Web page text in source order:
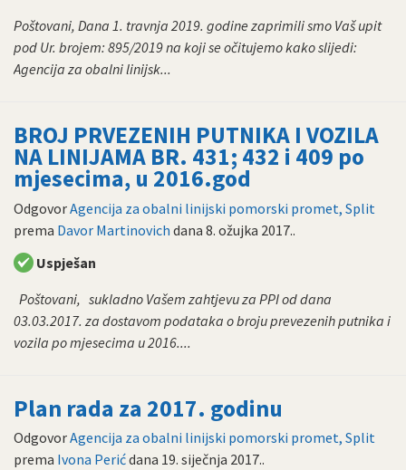
Poštovani, Dana 1. travnja 2019. godine zaprimili smo Vaš upit
pod Ur. brojem: 895/2019 na koji se očitujemo kako slijedi:
Agencija za obalni linijsk...
BROJ PRVEZENIH PUTNIKA I VOZILA
NA LINIJAMA BR. 431; 432 i 409 po
mjesecima, u 2016.god
OdgovorAgencija za obalni linijski pomorski promet, Split
prema Davor Martinovich dana 8. ožujka 2017..
Uspješan
Poštovani, sukladno Vašem zahtjevu za PPI od dana
03.03.2017. za dostavom podataka o broju prevezenih putnika i
vozila po mjesecima u 2016....
Plan rada za 2017. godinu
OdgovorAgencija za obalni linijski pomorski promet, Split
prema Ivona Perićdana 19. siječnja 2017..